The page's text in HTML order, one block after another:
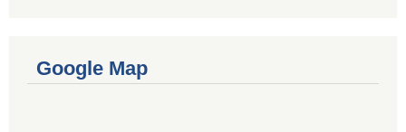
Google Map